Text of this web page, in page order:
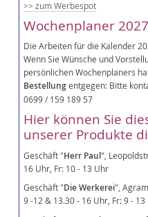
>> zum Werbespot
Wochenplaner
Die Arbeiten für die Kalender
Wenn Sie Wünsche und
persönlichen Wochenplaners
Bestellungentgegen: Bitte
0699 / 159 189 57
Hier können Sie
unserer Produkte
Geschäft "Herr Paul",
16 Uhr, Fr: 10 - 13 Uhr
Geschäft "Die Werkerei",
9 -12 & 13.30 - 16 Uhr, Fr: 9 - 13